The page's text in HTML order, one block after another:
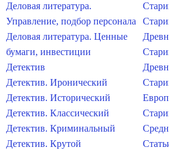
Деловая литература.
Управление, подбор персонала
Деловая литература. Ценные
бумаги, инвестиции
Детектив
Детектив. Иронический
Детектив. Исторический
Детектив. Классический
Детектив. Криминальный
Детектив. Крутой